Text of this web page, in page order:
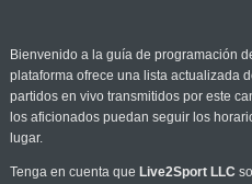
Bienvenido a la guía de programación
plataforma ofrece una lista actualizada
partidos en vivo transmitidos por este
los aficionados puedan seguir los
lugar.
Tenga en cuenta que Live2Sport LLC